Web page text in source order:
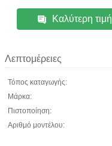
Καλύτερη τιμή
Λεπτομέρειες
Τόπος καταγωγής:
Μάρκα:
Πιστοποίηση:
Αριθμό μοντέλου: